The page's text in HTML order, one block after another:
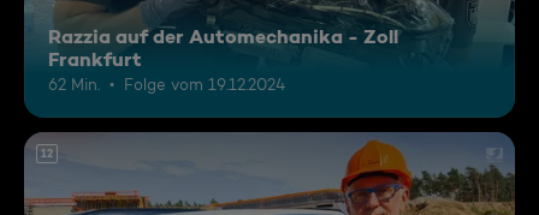
Razzia auf der Automechanika - Zoll
Frankfurt
62 Min. Folge vom 19.12.2024
12